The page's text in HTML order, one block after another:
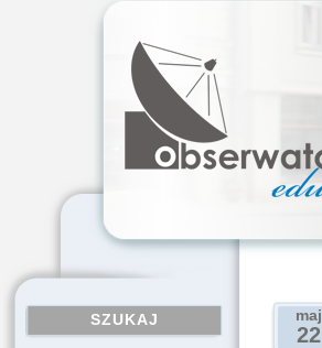
SZUKAJ maj
22